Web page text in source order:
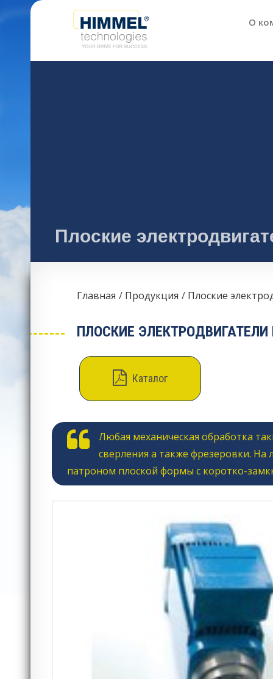
О
Плоские
Главная Продукция Плоские
ПЛОСКИЕ
Каталог
Любая механическая обработка
сверления а также фрезеровки.
патроном плоской формы с коротко-